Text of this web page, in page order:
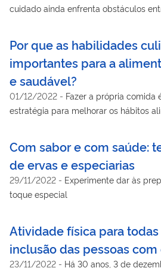
cuidado ainda enfrenta obstáculos
Por que as habilidades
importantes para a
e saudável?
01/12/2022 - Fazer a própria comida
estratégia para melhorar os hábitos
Com sabor e com saúde:
de ervas e especiarias
29/11/2022 - Experimente dar às
toque especial
Atividade física para
inclusão das pessoas
23/11/2022 - Há 30 anos, 3 de